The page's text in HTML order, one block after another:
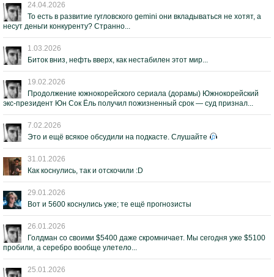
24.04.2026
То есть в развитие гугловского gemini они вкладываться не хотят, а
несут деньги конкуренту? Странно...
1.03.2026
Биток вниз, нефть вверх, как нестабилен этот мир...
19.02.2026
Продолжение южнокорейского сериала (дорамы) Южнокорейский
экс-президент Юн Сок Ёль получил пожизненный срок — суд признал...
7.02.2026
Это и ещё всякое обсудили на подкасте. Слушайте
31.01.2026
Как коснулись, так и отскочили :D
29.01.2026
Вот и 5600 коснулись уже; те ещё прогнозисты
26.01.2026
Голдман со своими $5400 даже скромничает. Мы сегодня уже $5100
пробили, а серебро вообще улетело...
25.01.2026